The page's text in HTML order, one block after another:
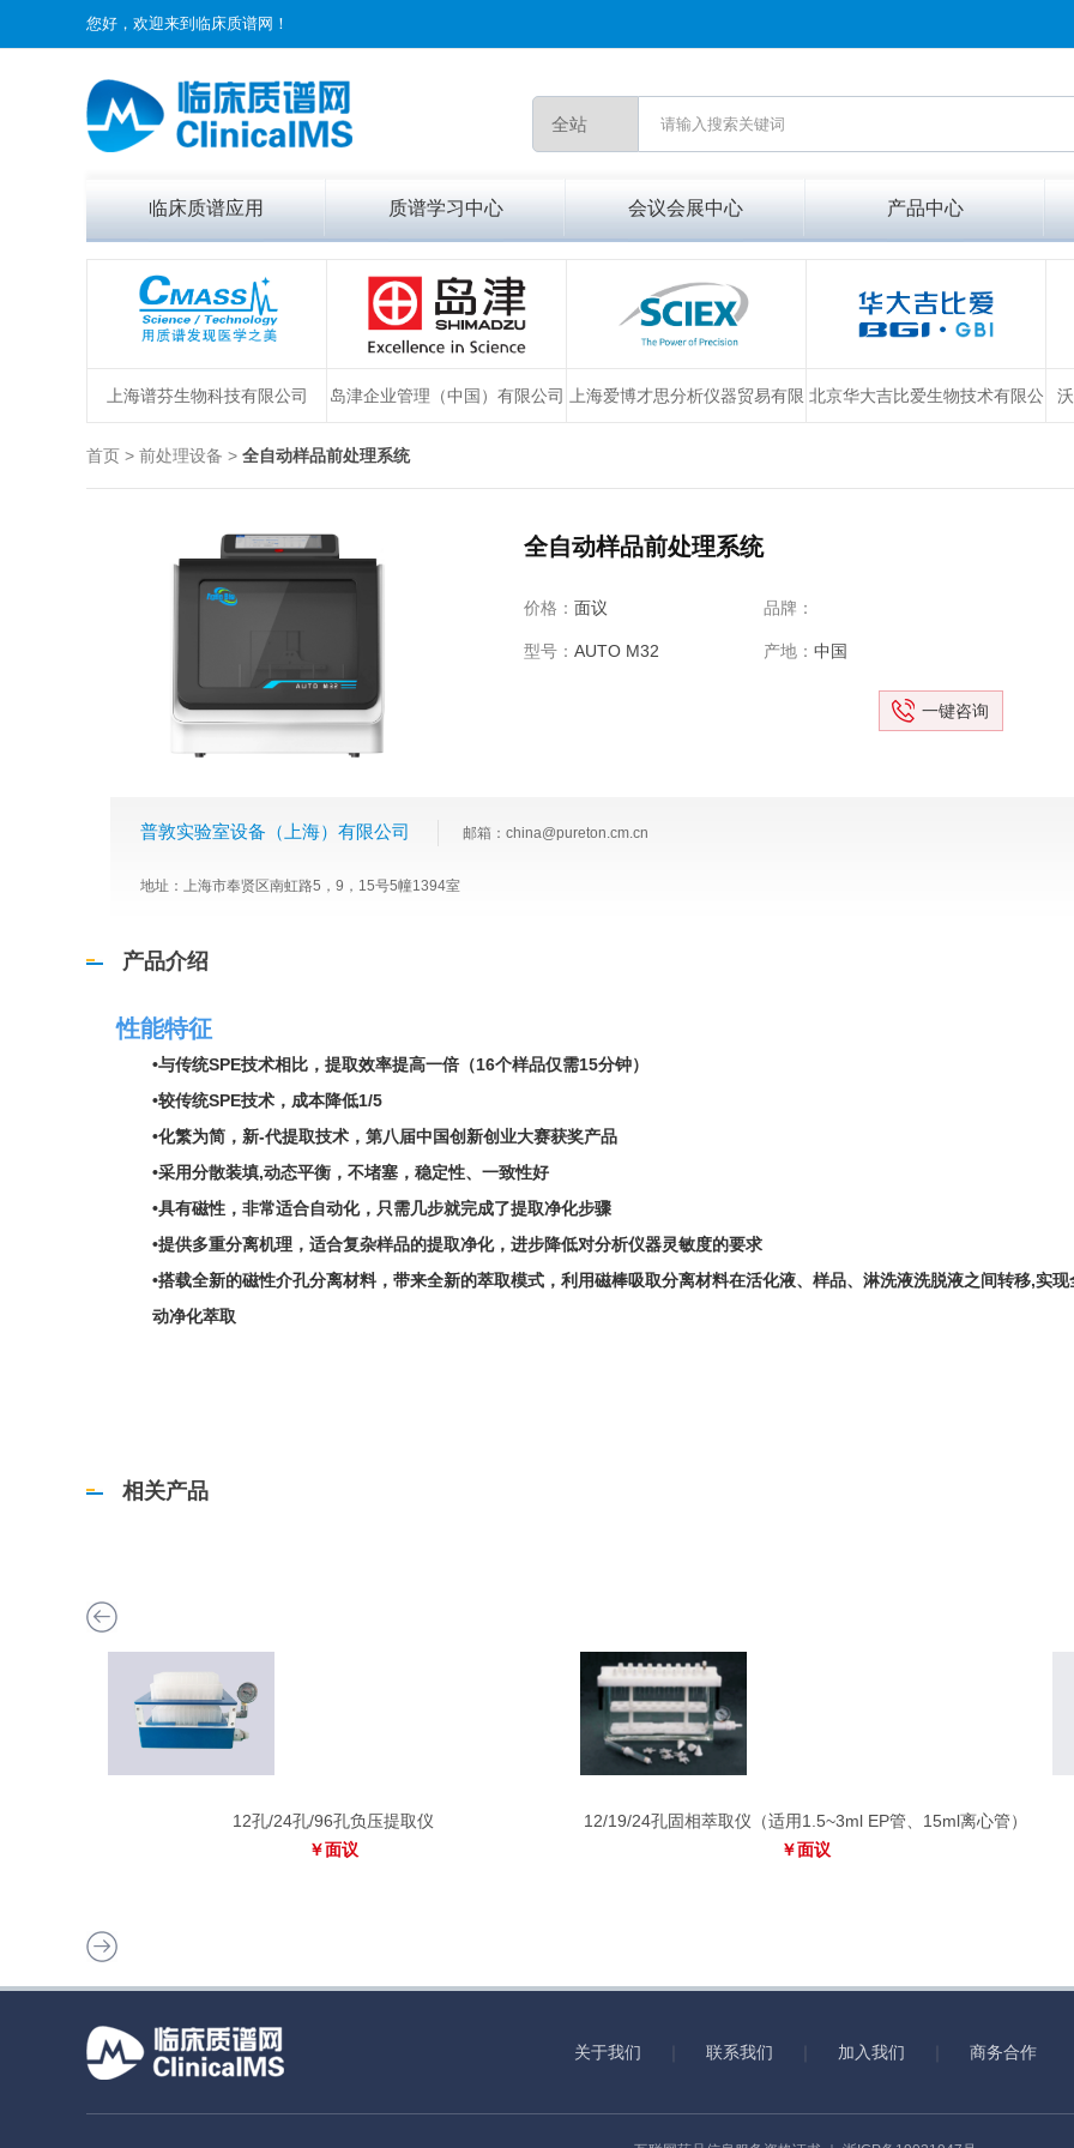
您好，欢迎来到临床质谱网！
临床质谱应用 质谱学习中心 会议会展中心 产品中心
上海谱芬生物科技有限公司 岛津企业管理（中国）有限公司 上海爱博才思分析仪器贸易有限 北京华大吉比爱生物技术有限公
首页 > 前处理设备 > 全自动样品前处理系统
全自动样品前处理系统
价格： 面议 品牌：
型号： AUTO M32 产地： 中国
一键咨询
普敦实验室设备（上海）有限公司 邮箱：china@pureton.cm.cn
地址：上海市奉贤区南虹路5，9，15号5幢1394室
产品介绍
性能特征
•与传统SPE技术相比，提取效率提高一倍（16个样品仅需15分钟）
•较传统SPE技术，成本降低1/5
•化繁为简，新-代提取技术，第八届中国创新创业大赛获奖产品
•采用分散装填,动态平衡，不堵塞，稳定性、一致性好
•具有磁性，非常适合自动化，只需几步就完成了提取净化步骤
•提供多重分离机理，适合复杂样品的提取净化，进步降低对分析仪器灵敏度的要求
•搭载全新的磁性介孔分离材料，带来全新的萃取模式，利用磁棒吸取分离材料在活化液、样品、淋洗液洗脱液之间转移,实现
动净化萃取
相关产品
12孔/24孔/96孔负压提取仪
￥面议
12/19/24孔固相萃取仪（适用1.5~3ml EP管、15ml离心管）
￥面议
关于我们 联系我们 加入我们 商务合作